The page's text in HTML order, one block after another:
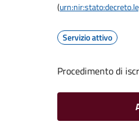
(
Servizio attivo
Procedimento di